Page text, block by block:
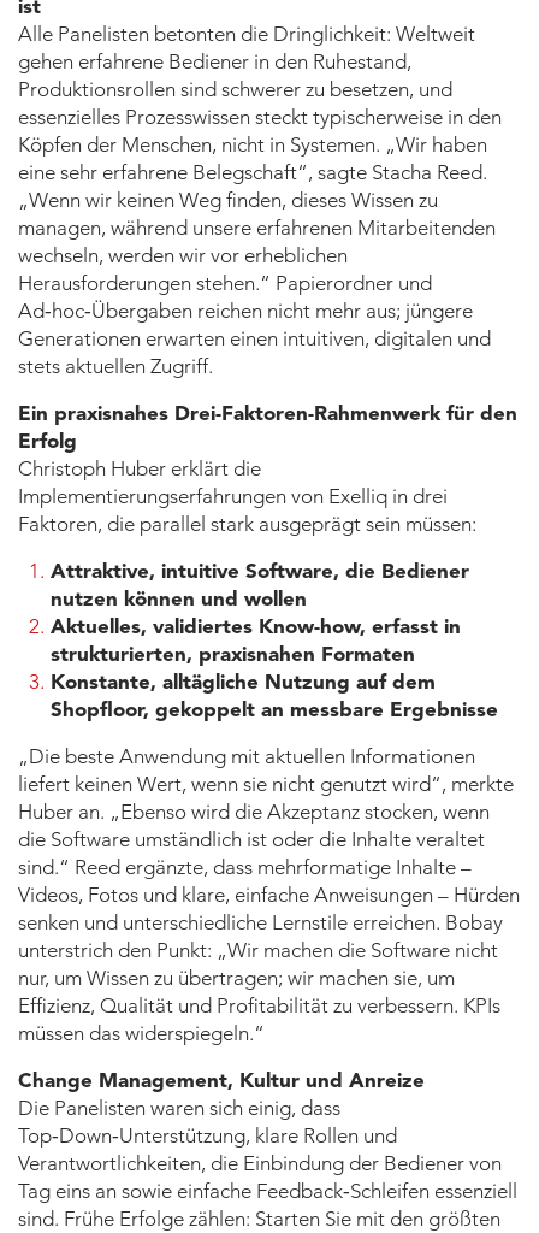
ist
Alle Panelisten betonten die Dringlichkeit: Weltweit
gehen erfahrene Bediener in den Ruhestand,
Produktionsrollen sind schwerer zu besetzen, und
essenzielles Prozesswissen steckt typischerweise in den
Köpfen der Menschen, nicht in Systemen. „Wir haben
eine sehr erfahrene Belegschaft“, sagte Stacha Reed.
„Wenn wir keinen Weg finden, dieses Wissen zu
managen, während unsere erfahrenen Mitarbeitenden
wechseln, werden wir vor erheblichen
Herausforderungen stehen.“ Papierordner und
Ad‑hoc‑Übergaben reichen nicht mehr aus; jüngere
Generationen erwarten einen intuitiven, digitalen und
stets aktuellen Zugriff.
Ein praxisnahes Drei-Faktoren-Rahmenwerk für den
Erfolg
Christoph Huber erklärt die
Implementierungserfahrungen von Exelliq in drei
Faktoren, die parallel stark ausgeprägt sein müssen:
Attraktive, intuitive Software, die Bediener
nutzen können und wollen
Aktuelles, validiertes Know-how, erfasst in
strukturierten, praxisnahen Formaten
Konstante, alltägliche Nutzung auf dem
Shopfloor, gekoppelt an messbare Ergebnisse
„Die beste Anwendung mit aktuellen Informationen
liefert keinen Wert, wenn sie nicht genutzt wird“, merkte
Huber an. „Ebenso wird die Akzeptanz stocken, wenn
die Software umständlich ist oder die Inhalte veraltet
sind.“ Reed ergänzte, dass mehrformatige Inhalte –
Videos, Fotos und klare, einfache Anweisungen – Hürden
senken und unterschiedliche Lernstile erreichen. Bobay
unterstrich den Punkt: „Wir machen die Software nicht
nur, um Wissen zu übertragen; wir machen sie, um
Effizienz, Qualität und Profitabilität zu verbessern. KPIs
müssen das widerspiegeln.“
Change Management, Kultur und Anreize
Die Panelisten waren sich einig, dass
Top‑Down‑Unterstützung, klare Rollen und
Verantwortlichkeiten, die Einbindung der Bediener von
Tag eins an sowie einfache Feedback‑Schleifen essenziell
sind. Frühe Erfolge zählen: Starten Sie mit den größten